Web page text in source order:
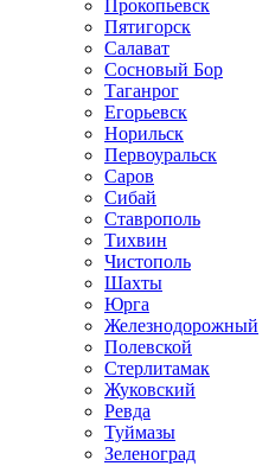
Прокопьевск
Пятигорск
Салават
Сосновый Бор
Таганрог
Егорьевск
Норильск
Первоуральск
Саров
Сибай
Ставрополь
Тихвин
Чистополь
Шахты
Юрга
Железнодорожный
Полевской
Стерлитамак
Жуковский
Ревда
Туймазы
Зеленоград